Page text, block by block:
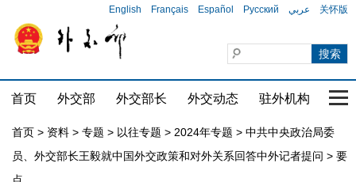
English Français Español Русский عربي 关怀版
首页 外交部 外交部长 外交动态 驻外机构 国
首页 > 资料 > 专题 > 以往专题 > 2024年专题 > 中共中央政治局委
员、外交部长王毅就中国外交政策和对外关系回答中外记者提问 > 要